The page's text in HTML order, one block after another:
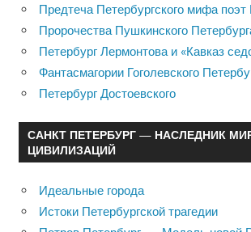
Предтеча Петербургского мифа
Пророчества Пушкинского
Петербург Лермонтова и «Кавказ
Фантасмагории Гоголевского
Петербург Достоевского
САНКТ ПЕТЕРБУРГ — НАСЛЕДНИК
ЦИВИЛИЗАЦИЙ
Идеальные города
Истоки Петербургской трагедии